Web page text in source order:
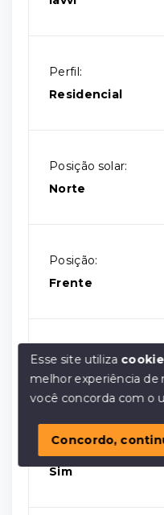
Perfil:
Residencial
Posição solar:
Norte
Posição:
Frente
Situação:
Lançamento
Escriturado:
Sim
Esse site utiliza
melhor experiência de
você concorda com o
Concordo,